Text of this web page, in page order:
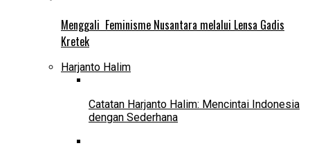
Menggali Feminisme Nusantara melalui Lensa Gadis
Kretek
Harjanto Halim
Catatan Harjanto Halim: Mencintai Indonesia
dengan Sederhana